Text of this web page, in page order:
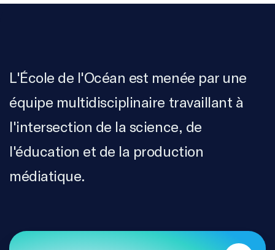
L'École de l'Océan est menée par une
équipe multidisciplinaire travaillant à
l'intersection de la science, de
l'éducation et de la production
médiatique.